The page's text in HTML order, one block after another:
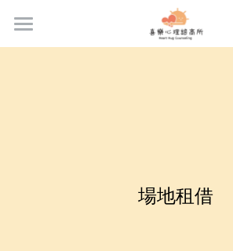
場地租借
BLOG CATEGORIES
專業課程：線上課程系列